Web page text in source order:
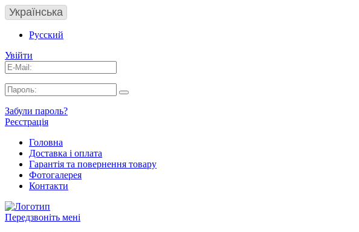
Українська
Русский
Увійти
Забули пароль?
Реєстрація
Головна
Доставка і оплата
Гарантія та повернення товару
Фотогалерея
Контакти
Передзвоніть мені